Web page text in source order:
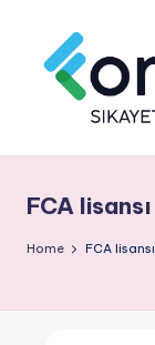
FCA lisansı
Home FCA lisansı